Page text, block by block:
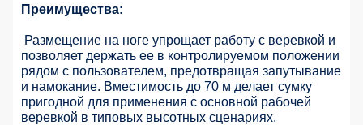
Преимущества:
Размещение на ноге упрощает работу с веревкой и
позволяет держать ее в контролируемом положении
рядом с пользователем, предотвращая запутывание
и намокание. Вместимость до 70 м делает сумку
пригодной для применения с основной рабочей
веревкой в типовых высотных сценариях.